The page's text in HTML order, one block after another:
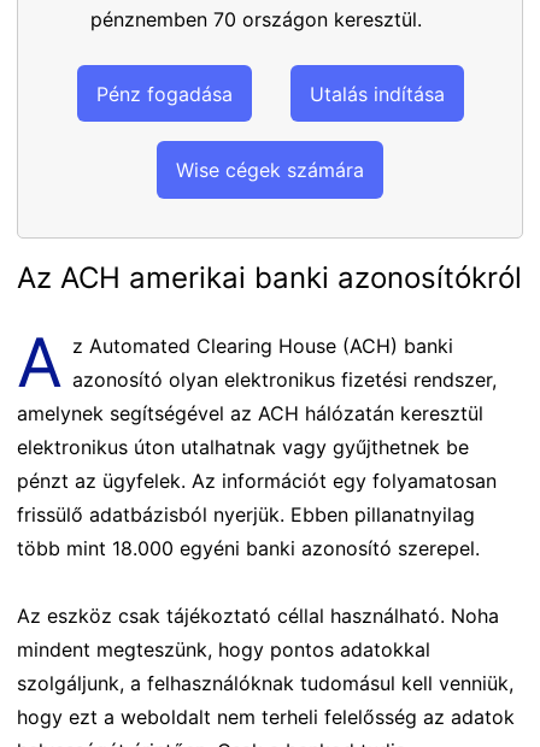
pénznemben 70 országon keresztül.
Pénz fogadása Utalás indítása
Wise cégek számára
Az ACH amerikai banki azonosítókról
A z Automated Clearing House (ACH) banki
azonosító olyan elektronikus fizetési rendszer,
amelynek segítségével az ACH hálózatán keresztül
elektronikus úton utalhatnak vagy gyűjthetnek be
pénzt az ügyfelek. Az információt egy folyamatosan
frissülő adatbázisból nyerjük. Ebben pillanatnyilag
több mint 18.000 egyéni banki azonosító szerepel.
Az eszköz csak tájékoztató céllal használható. Noha
mindent megteszünk, hogy pontos adatokkal
szolgáljunk, a felhasználóknak tudomásul kell venniük,
hogy ezt a weboldalt nem terheli felelősség az adatok